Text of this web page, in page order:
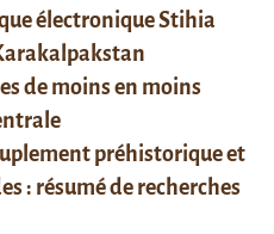
électronique Stihia
de moins en moins
préhistorique et
: résumé de recherches